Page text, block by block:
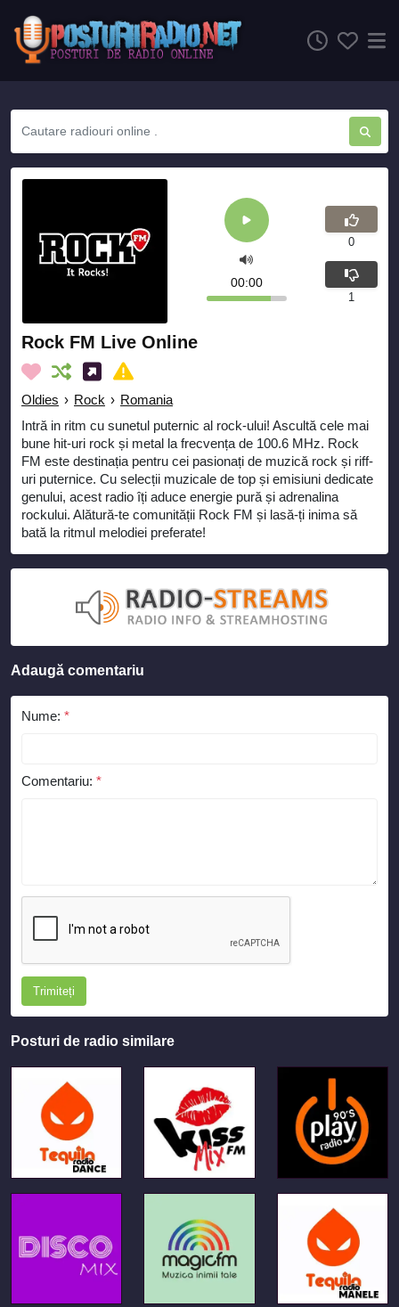
Rock FM Live Online
Oldies › Rock › Romania
Intră in ritm cu sunetul puternic al rock-ului! Ascultă cele mai
bune hit-uri rock și metal la frecvența de 100.6 MHz. Rock
FM este destinația pentru cei pasionați de muzică rock și riff-
uri puternice. Cu selecții muzicale de top și emisiuni dedicate
genului, acest radio îți aduce energie pură și adrenalina
rockului. Alătură-te comunității Rock FM și lasă-ți inima să
bată la ritmul melodiei preferate!
00:00
0
1
Adaugă comentariu
Nume: *
Comentariu: *
Trimiteți
Posturi de radio similare